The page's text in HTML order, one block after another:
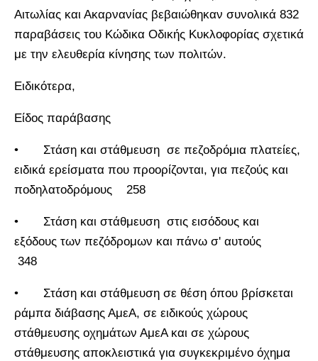
Αιτωλίας και Ακαρνανίας βεβαιώθηκαν συνολικά 832
παραβάσεις του Κώδικα Οδικής Κυκλοφορίας σχετικά
με την ελευθερία κίνησης των πολιτών.
Ειδικότερα,
Είδος παράβασης
• Στάση και στάθμευση σε πεζοδρόμια πλατείες,
ειδικά ερείσματα που προορίζονται, για πεζούς και
ποδηλατοδρόμους 258
• Στάση και στάθμευση στις εισόδους και
εξόδους των πεζόδρομων και πάνω σ' αυτούς
348
• Στάση και στάθμευση σε θέση όπου βρίσκεται
ράμπα διάβασης ΑμεΑ, σε ειδικούς χώρους
στάθμευσης οχημάτων ΑμεΑ και σε χώρους
στάθμευσης αποκλειστικά για συγκεκριμένο όχημα